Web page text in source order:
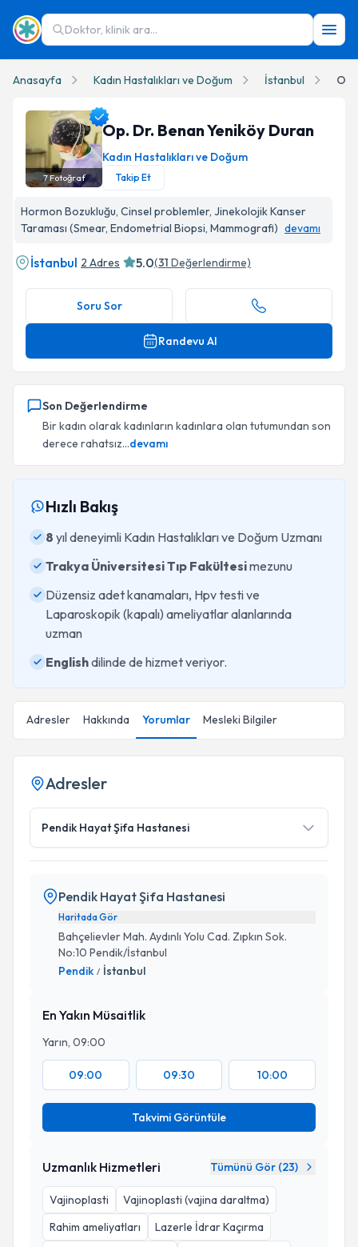
Doktor, klinik ara...
Anasayfa Kadın Hastalıkları ve Doğum İstanbul Op.
7Fotoğraf
Op. Dr. Benan Yeniköy Duran
Kadın Hastalıkları ve Doğum
Takip Et
Hormon Bozukluğu, Cinsel problemler, Jinekolojik Kanser
Taraması (Smear, Endometrial Biopsi, Mammografi) devamı
İstanbul 2 Adres 5.0(31 Değerlendirme)
Soru Sor
Randevu Al
Son Değerlendirme
Bir kadın olarak kadınların kadınlara olan tutumundan son
derece rahatsız...devamı
Hızlı Bakış
8 yıl deneyimli Kadın Hastalıkları ve Doğum Uzmanı
Trakya Üniversitesi Tıp Fakültesimezunu
Düzensiz adet kanamaları, Hpv testi ve
Laparoskopik (kapalı) ameliyatlar alanlarında
uzman
Englishdilinde de hizmet veriyor.
Adresler Hakkında Yorumlar Mesleki Bilgiler
Adresler
Pendik Hayat Şifa Hastanesi
Pendik Hayat Şifa Hastanesi
Haritada Gör
Bahçelievler Mah. Aydınlı Yolu Cad. Zıpkın Sok.
No:10 Pendik/İstanbul
Pendik / İstanbul
En Yakın Müsaitlik
Yarın, 09:00
09:00 09:30 10:00
Takvimi Görüntüle
Uzmanlık Hizmetleri Tümünü Gör (23)
Vajinoplasti
Vajinoplasti (vajina daraltma)
Rahim ameliyatları
Lazerle İdrar Kaçırma